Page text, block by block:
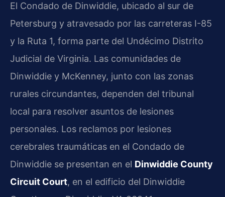
El Condado de Dinwiddie, ubicado al sur de
Petersburg y atravesado por las carreteras I-85
y la Ruta 1, forma parte del Undécimo Distrito
Judicial de Virginia. Las comunidades de
Dinwiddie y McKenney, junto con las zonas
rurales circundantes, dependen del tribunal
local para resolver asuntos de lesiones
personales. Los reclamos por lesiones
cerebrales traumáticas en el Condado de
Dinwiddie se presentan en el Dinwiddie County
Circuit Court, en el edificio del Dinwiddie